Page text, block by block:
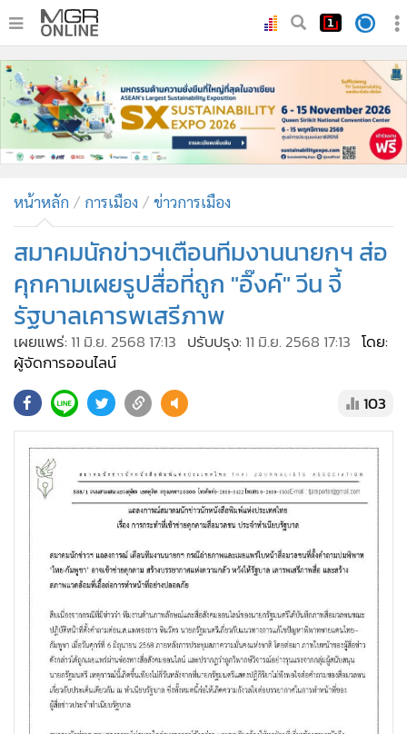
•
• ทันเหตุการณ์
• ภาคใต้
• ภูมิภาค
• บันเทิง
ผู้จัดการรายวัน
• คอลัมนิสต์
• ละคร
• CbizReview
• Cyber BIZ
• Good health & Well-being
• Green Innovation & SD
Management & HR
MGR Live
Infographic
การเมือง
ท่องเที่ยว
กีฬา
ต่างประเทศ
Special Scoop
เศรษฐกิจ-ธุรกิจ
จีน
หน้าหลัก การเมือง ข่าวการเมือง
สมาคมนักข่าวฯเตือนทีมงานนายกฯ ส่อ
คุกคามเผยรูปสื่อที่ถูก "อิ๊งค์" วีน จี้
รัฐบาลเคารพเสรีภาพ
เผยแพร่: 11 มิ.ย. 2568 17:13 ปรับปรุง: 11 มิ.ย. 2568 17:13 โดย:
ผู้จัดการออนไลน์
103